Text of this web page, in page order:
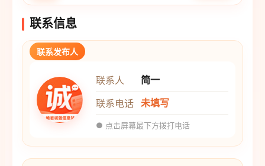
联系信息
联系发布人
联系人
简一
联系电话 未填写
● 点击屏幕最下方拨打电话